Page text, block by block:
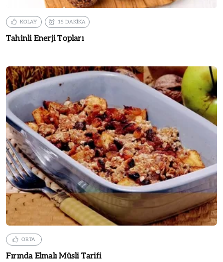
KOLAY 15 DAKİKA
Tahinli Enerji Topları
ORTA
Fırında Elmalı Müsli Tarifi